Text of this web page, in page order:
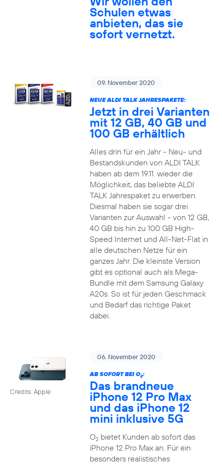
Schulen etwas
anbieten, das sie
sofort vernetzt.
09. November 2020
NEUE ALDI TALK JAHRESPAKETE:
Jetzt in drei Varianten
mit 12 GB, 40 GB und
100 GB erhältlich
Alles drin für ein Jahr - Neu- und
Bestandskunden von ALDI TALK
haben ab dem 19.11. wieder die
Möglichkeit, das beliebte ALDI
TALK Jahrespaket zu erwerben.
Diesmal haben sie sogar drei
Varianten zur Auswahl - von 12 GB,
40 GB bis hin zu 100 GB High-
Speed Internet und All-Net-Flat in
alle deutschen Netze für ein
ganzes Jahr. Die kleinste Version
gibt es optional auch als Mega-
Bundle mit dem Samsung Galaxy
A20s. So ist für jeden Geschmack
und Bedarf das richtige Paket
dabei.
Credits: Apple
06. November 2020
AB SOFORT BEI O2:
Das brandneue
iPhone 12 Pro Max
und das iPhone 12
mini inklusive 5G
O2bietet Kunden ab sofort das
iPhone 12 Pro Max an. Für ein
besonders realistisches